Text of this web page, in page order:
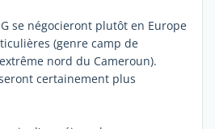
se négocieront plutôt en Europe
(genre camp de
nord du Cameroun).
certainement plus